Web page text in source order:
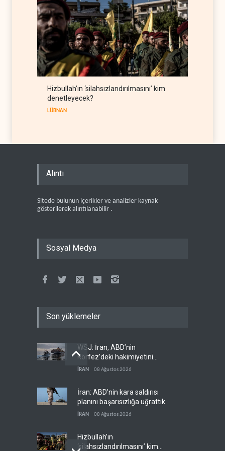
Hizbullah’ın ‘silahsızlandırılmasını’ kim
denetleyecek?
LÜBNAN
Alıntı
Sitede bulunun içerikler ve analizler kaynak
gösterilerek alıntılanabilir .
Sosyal Medya
Son yüklemeler
WSJ: İran, ABD’nin
Körfez’deki hakimiyetini
sona erdiriyor
İRAN 08 Ağustos 2026
İran: ABD’nin kara saldırısı
planını başarısızlığa uğrattık
İRAN 08 Ağustos 2026
Hizbullah’ın
‘silahsızlandırılmasını’ kim